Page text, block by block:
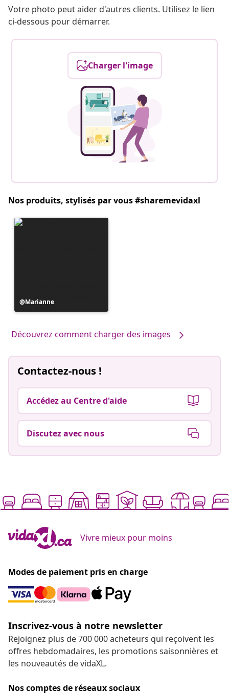
Votre photo peut aider d'autres clients. Utilisez le lien
ci-dessous pour démarrer.
Charger l'image
Nos produits, stylisés par vous #sharemevidaxl
Publication
publiée
Marianne
Découvrez comment charger des images
Contactez-nous !
Accédez au Centre d'aide
Discutez avec nous
Vivre mieux pour moins
Modes de paiement pris en charge
Inscrivez-vous à notre newsletter
Rejoignez plus de 700 000 acheteurs qui reçoivent les
offres hebdomadaires, les promotions saisonnières et
les nouveautés de vidaXL.
Nos comptes de réseaux sociaux